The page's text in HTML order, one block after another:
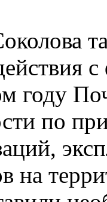
году
по
на